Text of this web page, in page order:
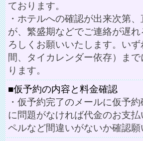
ております。
・ホテルへの確認が出来次第
が、繁盛期などでご連絡が遅
ろしくお願いいたします。い
間、タイカレンダー依存）ま
ります。
■仮予約の内容と料金確認
・仮予約完了のメールに仮予
に問題がなければ代金のお支
ペルなど間違いがないか確認